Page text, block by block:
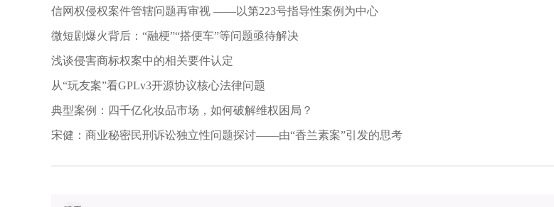
政处罚和行政复议案解析
信网权侵权案件管辖问题再审视 ——以第223号指导性案例为中心
​微短剧爆火背后：“融梗”“搭便车”等问题亟待解决
浅谈侵害商标权案中的相关要件认定
从“玩友案”看GPLv3开源协议核心法律问题
典型案例：四千亿化妆品市场，如何破解维权困局？
宋健：商业秘密民刑诉讼独立性问题探讨——由“香兰素案”引发的思考